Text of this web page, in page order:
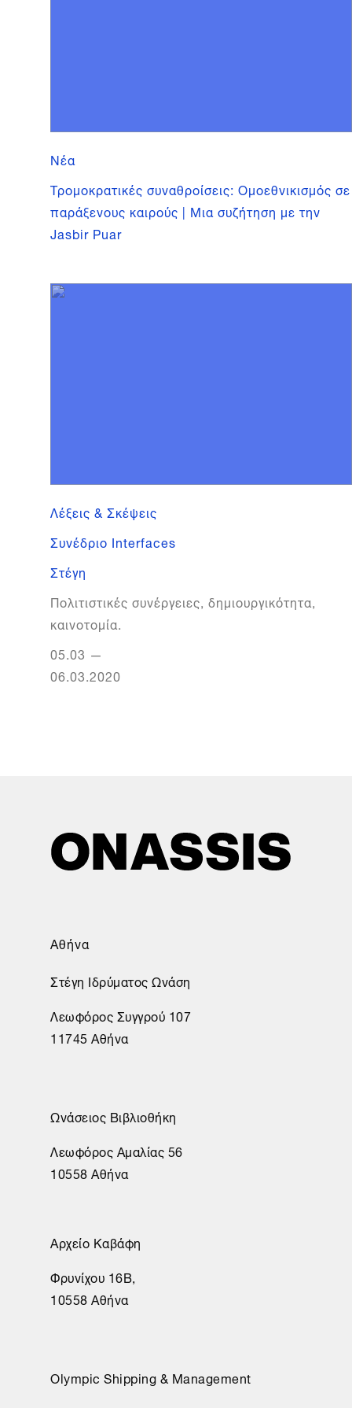
Νέα
Τρομοκρατικές συναθροίσεις: Ομοεθνικισμός σε
παράξενους καιρούς | Μια συζήτηση με την
Jasbir Puar
Λέξεις & Σκέψεις
Συνέδριο Interfaces
Στέγη
Πολιτιστικές συνέργειες, δημιουργικότητα,
καινοτομία.
05.03 —
06.03.2020
Αθήνα
Στέγη Ιδρύματος Ωνάση
Λεωφόρος Συγγρού 107
11745 Αθήνα
Ωνάσειος Βιβλιοθήκη
Λεωφόρος Αμαλίας 56
10558 Αθήνα
Αρχείο Καβάφη
Φρυνίχου 16Β,
10558 Αθήνα
Olympic Shipping & Management